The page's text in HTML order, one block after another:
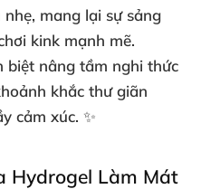
mang lại sự sảng
kink mạnh mẽ.
biệt nâng tầm nghi thức
khắc thư giãn
cảm xúc. ✨
Hydrogel Làm Mát